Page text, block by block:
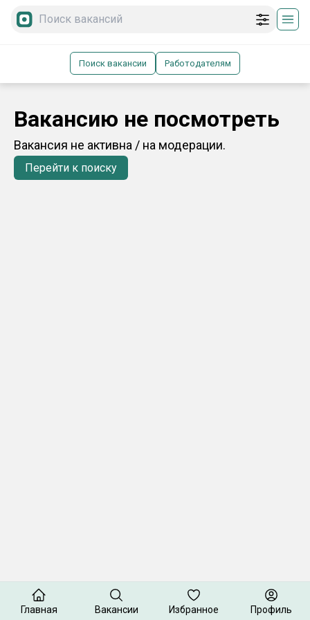
Поиск вакансии Работодателям
Вакансию не посмотреть
Вакансия не активна / на модерации.
Перейти к поиску
Главная Вакансии Избранное Профиль